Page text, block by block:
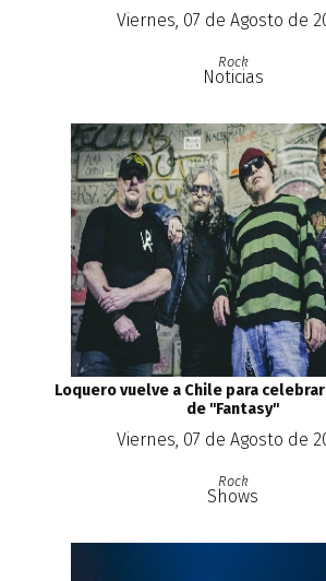
Viernes, 07 de Agosto de
Rock
Noticias
Loquero vuelve a Chile para
de ''Fantasy''
Viernes, 07 de Agosto de
Rock
Shows